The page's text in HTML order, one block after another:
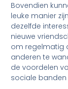
Bovendien
leuke manier
dezelfde
nieuwe
om regelmatig
anderen te
de voordelen
sociale banden